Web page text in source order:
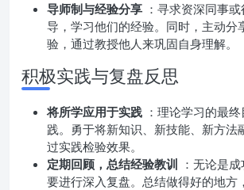
导师制与经验分享 ：寻求资深同事
导，学习他们的经验。同时，主动分
验，通过教授他人来巩固自身理解。
积极实践与复盘反思
将所学应用于实践 ：理论学习的最
践。勇于将新知识、新技能、新方法
过实践检验效果。
定期回顾，总结经验教训
：无论是
要进行深入复盘。总结做得好的地方